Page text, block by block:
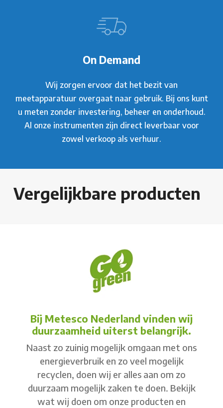
On Demand
Wij zorgen ervoor dat het bezit van
meetapparatuur overgaat naar gebruik. Bij ons kunt
u meten zonder investering, beheer en onderhoud.
Al onze instrumenten zijn direct leverbaar voor
zowel verkoop als verhuur.
Vergelijkbare producten
Bij Metesco Nederland vinden wij
duurzaamheid uiterst belangrijk.
Naast zo zuinig mogelijk omgaan met ons
energieverbruik en zo veel mogelijk
recyclen, doen wij er alles aan om zo
duurzaam mogelijk zaken te doen. Bekijk
wat wij doen om onze producten en